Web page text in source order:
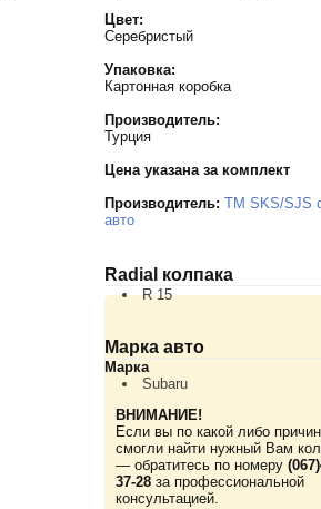
Цвет:
Серебристый
Упаковка:
Картонная коробка
Производитель:
Турция
Цена указана за комплект
Производитель: TM SKS/SJS
авто
Radial колпака
R 15
Марка авто
Марка
Subaru
ВНИМАНИЕ!
Если вы по какой либо
смогли найти нужный Вам
— обратитесь по номеру
37-28 за профессиональной
консультацией.